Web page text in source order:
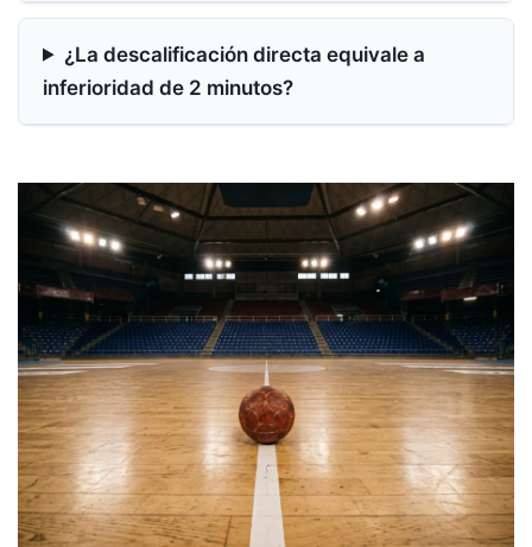
¿La descalificación directa equivale a
inferioridad de 2 minutos?